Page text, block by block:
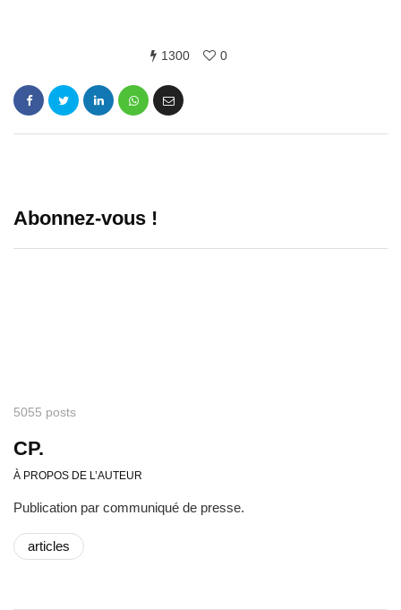
1300 0
Abonnez-vous !
5055 posts
CP.
À PROPOS DE L’AUTEUR
Publication par communiqué de presse.
articles